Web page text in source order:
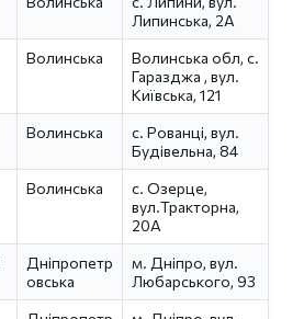
Липинська, 2А
Волинська
Волинська обл, с.
Гаразджа , вул.
Київська, 121
Волинська
с. Рованці, вул.
Будівельна, 84
Волинська
с. Озерце,
вул.Тракторна,
20А
Дніпропетр
овська
м. Дніпро, вул.
Любарського, 93